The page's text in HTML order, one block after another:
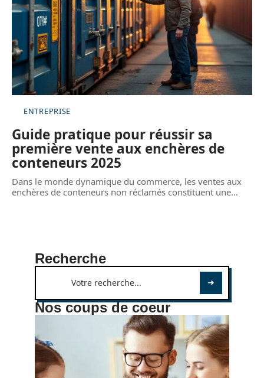
ENTREPRISE
Guide pratique pour réussir sa
première vente aux enchères de
conteneurs 2025
Dans le monde dynamique du commerce, les ventes aux
enchères de conteneurs non réclamés constituent une…
Recherche
Nos coups de coeur